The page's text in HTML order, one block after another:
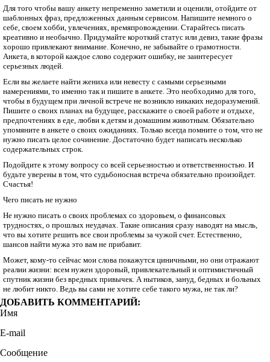
Для того чтобы вашу анкету непременно заметили и оценили, отойдите от
шаблонных фраз, предложенных данным сервисом. Напишите немного о
себе, своем хобби, увлечениях, времяпровождении. Старайтесь писать
креативно и необычно. Придумайте короткий статус или девиз, такие фразы
хорошо привлекают внимание. Конечно, не забывайте о грамотности.
Анкета, в которой каждое слово содержит ошибку, не заинтересует
серьезных людей.
Если вы желаете найти жениха или невесту с самыми серьезными
намерениями, то именно так и пишите в анкете. Это необходимо для того,
чтобы в будущем при личной встрече не возникло никаких недоразумений.
Пишите о своих планах на будущее, расскажите о своей работе и отдыхе,
предпочтениях в еде, любви к детям и домашним животным. Обязательно
упомяните в анкете о своих ожиданиях. Только всегда помните о том, что не
нужно писать целое сочинение. Достаточно будет написать несколько
содержательных строк.
Подойдите к этому вопросу со всей серьезностью и ответственностью. И
будьте уверены в том, что судьбоносная встреча обязательно произойдет.
Счастья!
Чего писать не нужно
Не нужно писать о своих проблемах со здоровьем, о финансовых
трудностях, о прошлых неудачах. Такие описания сразу наводят на мысль,
что вы хотите решить все свои проблемы за чужой счет. Естественно,
шансов найти мужа это вам не прибавит.
Может, кому-то сейчас мои слова покажутся циничными, но они отражают
реалии жизни: всем нужен здоровый, привлекательный и оптимистичный
спутник жизни без вредных привычек. А нытиков, зануд, бедных и больных
не любит никто. Ведь вы сами не хотите себе такого мужа, не так ли?
ДОБАВИТЬ КОММЕНТАРИЙ:
Имя
E-mail
Сообщение